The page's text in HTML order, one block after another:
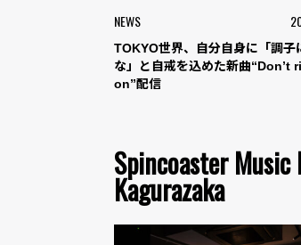
NEWS
TOKYO世界、自分自身に「調子
な」と自戒を込めた新曲“Don’t
on”配信
Spincoaster Music
Kagurazaka